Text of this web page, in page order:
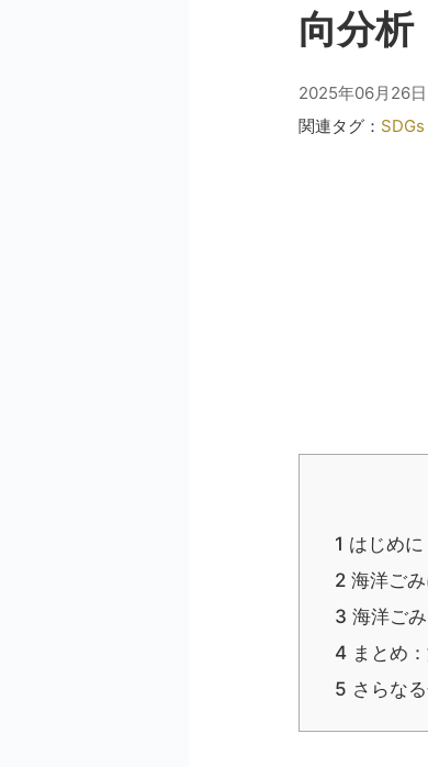
向分析
2025年06月26日
関連タグ： SDGs
1 はじめ
2 海洋ご
3 海洋ご
4 まとめ
5 さらな